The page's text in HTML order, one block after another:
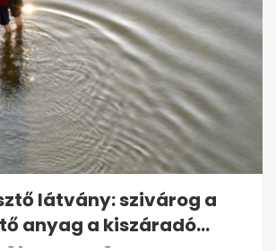
a hidegfront:
elérte
határát
látvány: szivárog a
anyag a kiszáradó...